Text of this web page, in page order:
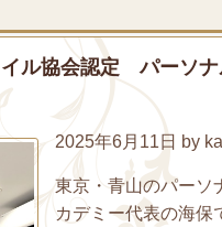
ル協会認定 パーソ
2025年6月11日 by
東京・青山のパー
カデミー代表の海